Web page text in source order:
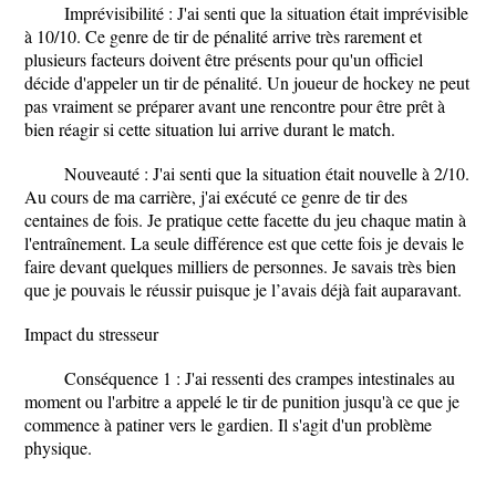
Imprévisibilité : J'ai senti que la situation était imprévisible
à 10/10. Ce genre de tir de pénalité arrive très rarement et
plusieurs facteurs doivent être présents pour qu'un officiel
décide d'appeler un tir de pénalité. Un joueur de hockey ne peut
pas vraiment se préparer avant une rencontre pour être prêt à
bien réagir si cette situation lui arrive durant le match.
Nouveauté : J'ai senti que la situation était nouvelle à 2/10.
Au cours de ma carrière, j'ai exécuté ce genre de tir des
centaines de fois. Je pratique cette facette du jeu chaque matin à
l'entraînement. La seule différence est que cette fois je devais le
faire devant quelques milliers de personnes. Je savais très bien
que je pouvais le réussir puisque je l’avais déjà fait auparavant.
Impact du stresseur
Conséquence 1 : J'ai ressenti des crampes intestinales au
moment ou l'arbitre a appelé le tir de punition jusqu'à ce que je
commence à patiner vers le gardien. Il s'agit d'un problème
physique.